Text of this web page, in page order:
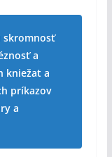
skromnosť
a
kniežat a
príkazov
a